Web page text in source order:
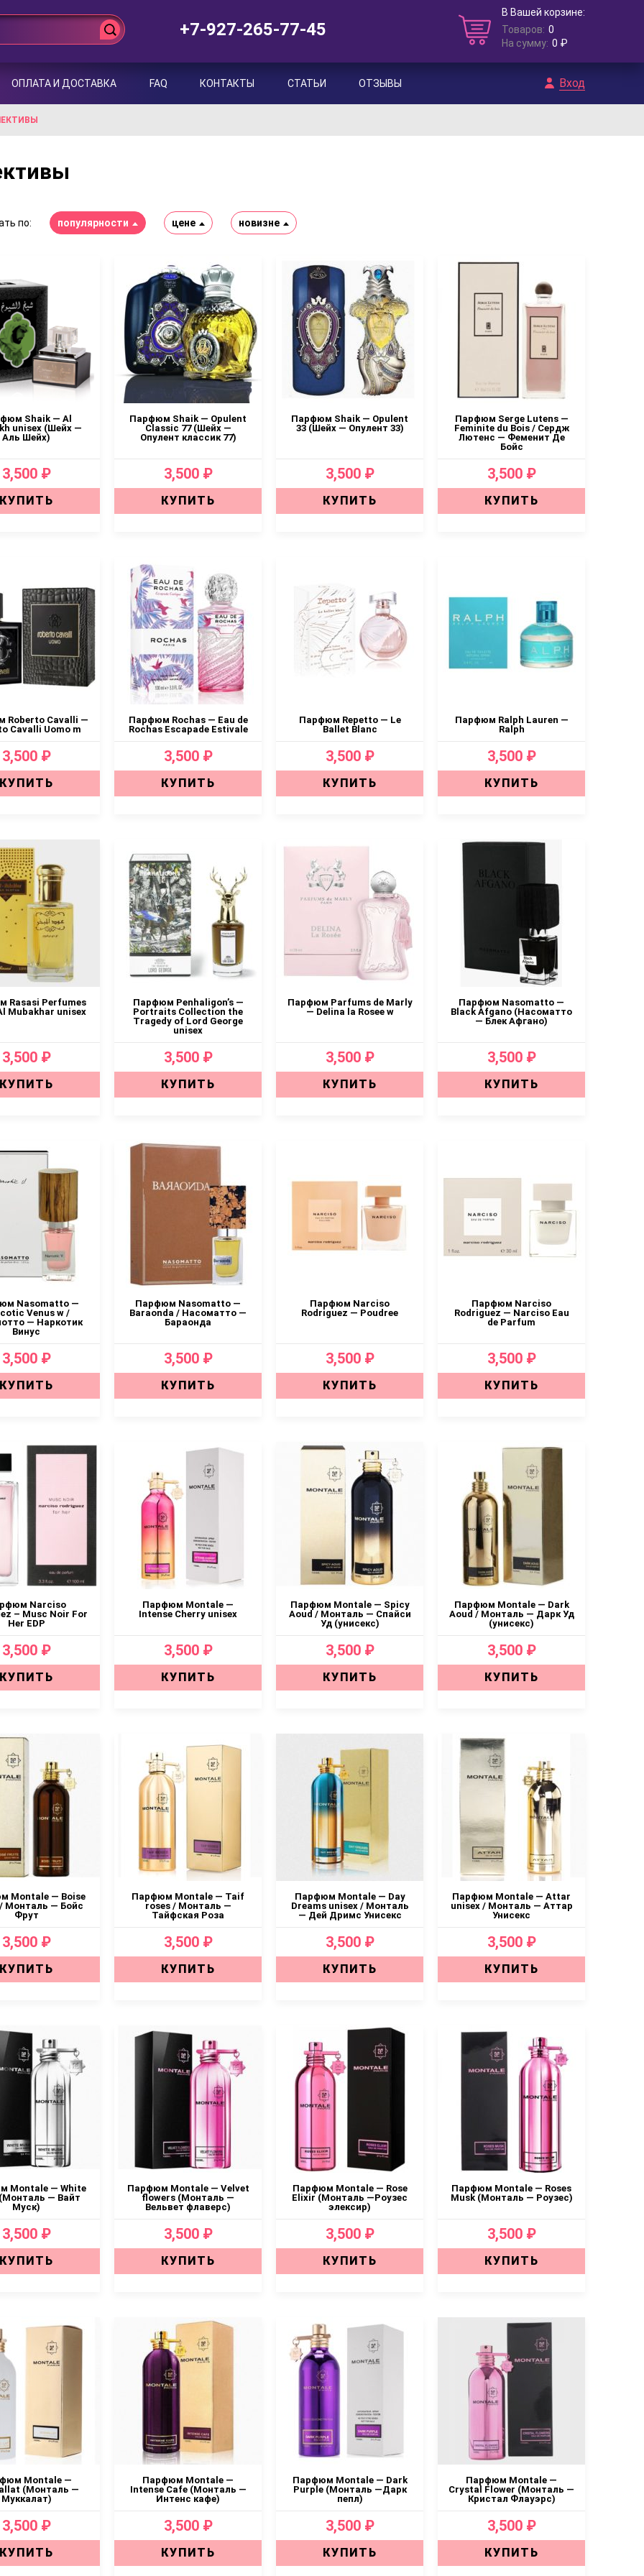
+7-927-265-77-45
В Вашей корзине:
Товаров: 0
На сумму: 0 ₽
ОПЛАТА И ДОСТАВКА FAQ КОНТАКТЫ СТАТЬИ ОТЗЫВЫ Вход
по: популярности цене новизне
Shaik — Al
unisex (Шейх —
Аль Шейх)
3,500 ₽
КУПИТЬ
Парфюм Shaik — Opulent
Classic 77 (Шейх —
Опулент классик 77)
3,500 ₽
КУПИТЬ
Парфюм Shaik — Opulent
33 (Шейх — Опулент 33)
3,500 ₽
КУПИТЬ
Парфюм Serge Lutens —
Feminite du Bois / Сердж
Лютенс — Феменит Де
Бойс
3,500 ₽
КУПИТЬ
Roberto Cavalli —
Cavalli Uomo m
3,500 ₽
КУПИТЬ
Парфюм Rochas — Eau de
Rochas Escapade Estivale
3,500 ₽
КУПИТЬ
Парфюм Repetto — Le
Ballet Blanc
3,500 ₽
КУПИТЬ
Парфюм Ralph Lauren —
Ralph
3,500 ₽
КУПИТЬ
Rasasi Perfumes
Mubakhar unisex
3,500 ₽
КУПИТЬ
Парфюм Penhaligon’s —
Portraits Collection the
Tragedy of Lord George
unisex
3,500 ₽
КУПИТЬ
Парфюм Parfums de Marly
— Delina la Rosee w
3,500 ₽
КУПИТЬ
Парфюм Nasomatto —
Black Afgano (Насоматто
— Блек Афгано)
3,500 ₽
КУПИТЬ
Nasomatto —
Venus w /
— Наркотик
Винус
3,500 ₽
КУПИТЬ
Парфюм Nasomatto —
Baraonda / Насоматто —
Бараонда
3,500 ₽
КУПИТЬ
Парфюм Narciso
Rodriguez — Poudree
3,500 ₽
КУПИТЬ
Парфюм Narciso
Rodriguez — Narciso Eau
de Parfum
3,500 ₽
КУПИТЬ
Narciso
– Musc Noir For
Her EDP
3,500 ₽
КУПИТЬ
Парфюм Montale —
Intense Cherry unisex
3,500 ₽
КУПИТЬ
Парфюм Montale — Spicy
Aoud / Монталь — Спайси
Уд (унисекс)
3,500 ₽
КУПИТЬ
Парфюм Montale — Dark
Aoud / Монталь — Дарк Уд
(унисекс)
3,500 ₽
КУПИТЬ
Montale — Boise
Монталь — Бойс
Фрут
3,500 ₽
КУПИТЬ
Парфюм Montale — Taif
roses / Монталь —
Тайфская Роза
3,500 ₽
КУПИТЬ
Парфюм Montale — Day
Dreams unisex / Монталь
— Дей Дримс Унисекс
3,500 ₽
КУПИТЬ
Парфюм Montale — Attar
unisex / Монталь — Аттар
Унисекс
3,500 ₽
КУПИТЬ
Montale — White
— Вайт
Муск)
3,500 ₽
КУПИТЬ
Парфюм Montale — Velvet
flowers (Монталь —
Вельвет флаверс)
3,500 ₽
КУПИТЬ
Парфюм Montale — Rose
Elixir (Монталь —Роузес
элексир)
3,500 ₽
КУПИТЬ
Парфюм Montale — Roses
Musk (Монталь — Роузес)
3,500 ₽
КУПИТЬ
Montale —
(Монталь —
Муккалат)
3,500 ₽
КУПИТЬ
Парфюм Montale —
Intense Cafe (Монталь —
Интенс кафе)
3,500 ₽
КУПИТЬ
Парфюм Montale — Dark
Purple (Монталь —Дарк
пепл)
3,500 ₽
КУПИТЬ
Парфюм Montale —
Crystal Flower (Монталь —
Кристал Флауэрс)
3,500 ₽
КУПИТЬ